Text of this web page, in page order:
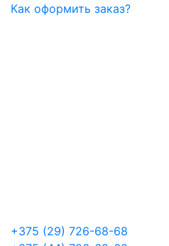
Как оформить заказ?
+375 (29) 726-68-68